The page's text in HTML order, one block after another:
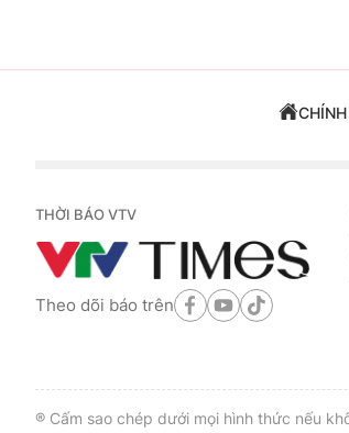
THỜI BÁO VTV
Theo dõi báo trên
® Cấm sao chép dưới mọi hình thức nếu